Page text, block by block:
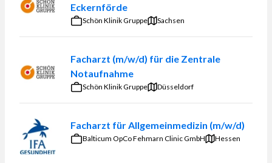
Eckernförde
Schön Klinik Gruppe Sachsen
Facharzt (m/w/d) für die Zentrale
Notaufnahme
Schön Klinik Gruppe Düsseldorf
Facharzt für Allgemeinmedizin (m/w/d)
Balticum OpCo Fehmarn Clinic GmbH Hessen